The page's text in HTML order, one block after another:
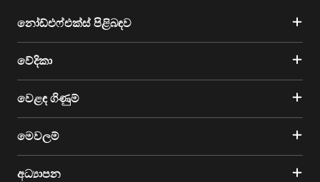
නෝඩ්එෆ්එක්ස් පිළිබඳව
වේදිකා
වෙළඳ ගිණුම්
මෙවලම්
අධ්‍යාපන